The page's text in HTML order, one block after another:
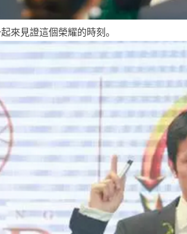
來見證這個榮耀的時刻。